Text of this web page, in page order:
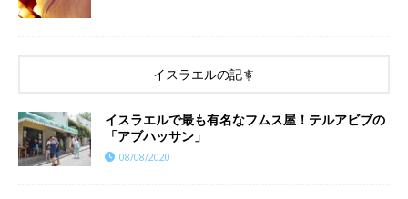
イスラエルの記事
イスラエルで最も有名なフムス屋！テルアビブの
「アブハッサン」
08/08/2020